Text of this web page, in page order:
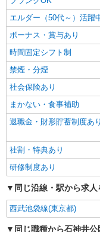
エルダー（50代～）活躍
ボーナス・賞与あり
時間固定シフト制
禁煙・分煙
社会保険あり
まかない・食事補助
退職金・財形貯蓄制度あり
社割・特典あり
研修制度あり
同じ沿線・駅から求人
西武池袋線(東京都)
同じ職種から石神井